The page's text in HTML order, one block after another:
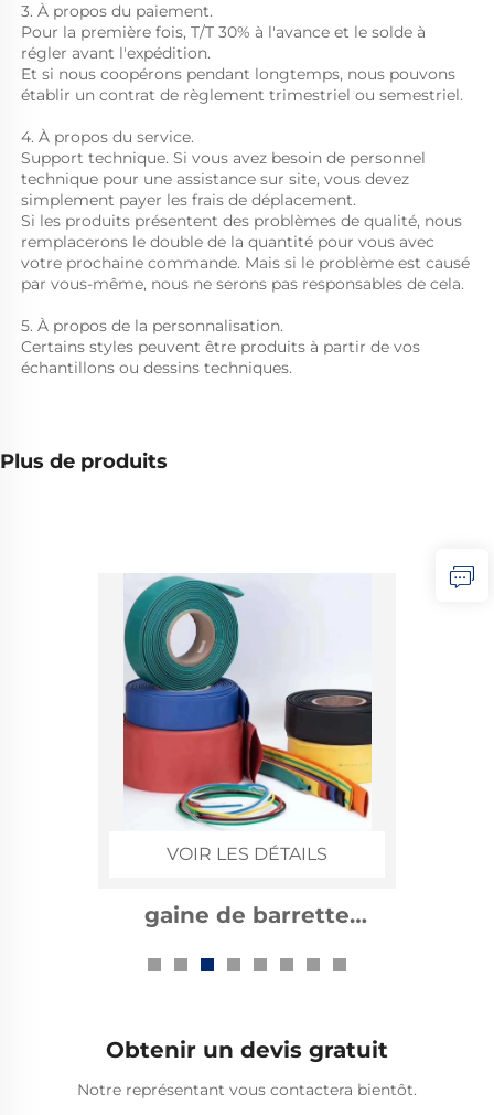
3. À propos du paiement.
Pour la première fois, T/T 30% à l'avance et le solde à
régler avant l'expédition.
Et si nous coopérons pendant longtemps, nous pouvons
4. À propos du service.
Support technique. Si vous avez besoin de personnel
technique pour une assistance sur site, vous devez
simplement payer les frais de déplacement.
Si les produits présentent des problèmes de qualité, nous
remplacerons le double de la quantité pour vous avec
5. À propos de la personnalisation.
Certains styles peuvent être produits à partir de vos
échantillons ou dessins techniques.
Plus de produits
VOIR LES DÉTAILS
gaine de barrette
thermiquement 1kv
Obtenir un devis gratuit
Notre représentant vous contactera bientôt.